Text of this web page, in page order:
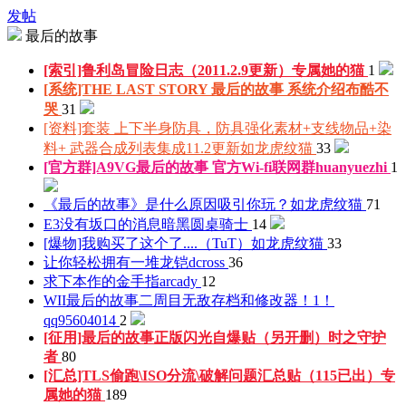
发帖
最后的故事
[索引]鲁利岛冒险日志（2011.2.9更新） 专属她的猫 1
[系统]THE LAST STORY 最后的故事 系统介绍布酷不
哭 31
[资料]套装 上下半身防具，防具强化素材+支线物品+染
料+ 武器合成列表集成11.2更新如龙虎纹猫 33
[官方群]A9VG最后的故事 官方Wi-fi联网群huanyuezhi 1
《最后的故事》是什么原因吸引你玩？ 如龙虎纹猫 71
E3没有坂口的消息暗黑圆桌骑士 14
[爆物]我购买了这个了....（TuT） 如龙虎纹猫 33
让你轻松拥有一堆龙铠dcross 36
求下本作的金手指arcady 12
WII最后的故事二周目无敌存档和修改器！1！
qq95604014 2
[征用]最后的故事正版闪光自爆贴（另开删）
时之守护
者 80
[汇总]TLS偷跑\ISO分流\破解问题汇总贴（115已出） 专
属她的猫 189